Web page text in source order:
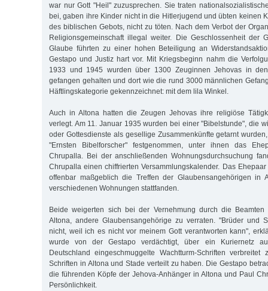
war nur Gott "Heil" zuzusprechen. Sie traten
bei, gaben ihre Kinder nicht in die Hitlerjugend und übten keinen
des biblischen Gebots, nicht zu töten. Nach dem Verbot der
Religionsgemeinschaft illegal weiter. Die Geschlossenheit der
Glaube führten zu einer hohen Beteiligung an
Gestapo und Justiz hart vor. Mit Kriegsbeginn nahm die
1933 und 1945 wurden über 1300 Zeuginnen Jehovas in den
gefangen gehalten und dort wie die rund 3000 männlichen
Häftlingskategorie gekennzeichnet: mit dem lila Winkel.
Auch in Altona hatten die Zeugen Jehovas ihre religiöse
verlegt. Am 11. Januar 1935 wurden bei einer "Bibelstunde", die
oder Gottesdienste als gesellige Zusammenkünfte getarnt
"Ernsten Bibelforscher" festgenommen, unter ihnen das
Chrupalla. Bei der anschließenden Wohnungsdurchsuchung
Chrupalla einen chiffrierten Versammlungskalender. Das
offenbar maßgeblich die Treffen der Glaubensangehörigen in
verschiedenen Wohnungen stattfanden.
Beide weigerten sich bei der Vernehmung durch die Beamten
Altona, andere Glaubensangehörige zu verraten. "Brüder und
nicht, weil ich es nicht vor meinem Gott verantworten kann",
wurde von der Gestapo verdächtigt, über ein Kuriernetz
Deutschland eingeschmuggelte Wachtturm-Schriften
Schriften in Altona und Stade verteilt zu haben. Die Gestapo
die führenden Köpfe der Jehova-Anhänger in Altona und Paul
Persönlichkeit.